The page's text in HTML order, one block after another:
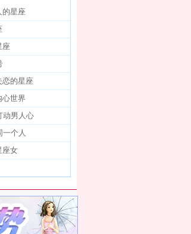
的星座
座
的星座
心世界
动男人心
一个人
座女